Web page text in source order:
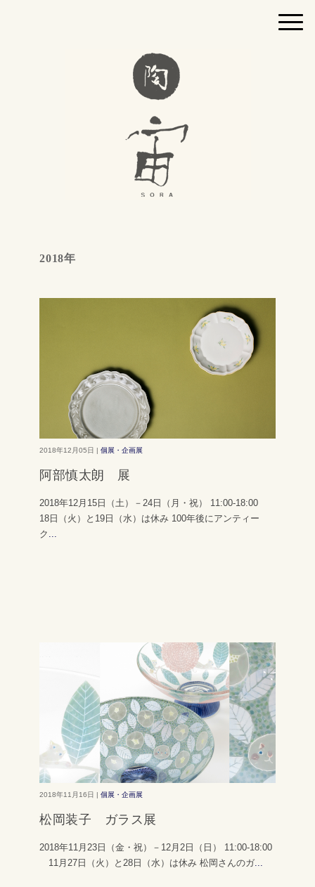
2018年
2018年12月05日 | 個展・企画展
阿部慎太朗 展
2018年12月15日（土）－24日（月・祝） 11:00-18:00
18日（火）と19日（水）は休み 100年後にアンティー
ク ...
2018年11月16日 | 個展・企画展
松岡装子 ガラス展
2018年11月23日（金・祝）－12月2日（日） 11:00-18:00
11月27日（火）と28日（水）は休み 松岡さんのガ...